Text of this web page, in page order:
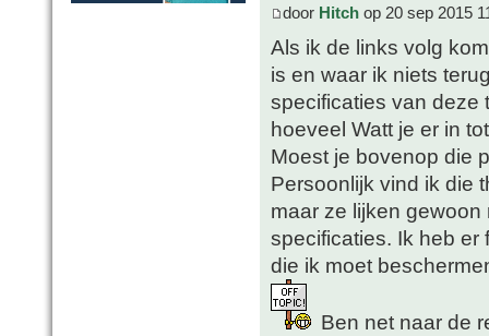
door Hitch op 20 sep 2015
Als ik de links volg
is en waar ik niets
specificaties van deze
hoeveel Watt je er in
Moest je bovenop die
Persoonlijk vind ik die
maar ze lijken
specificaties. Ik heb er
die ik moet
Ben net naar de